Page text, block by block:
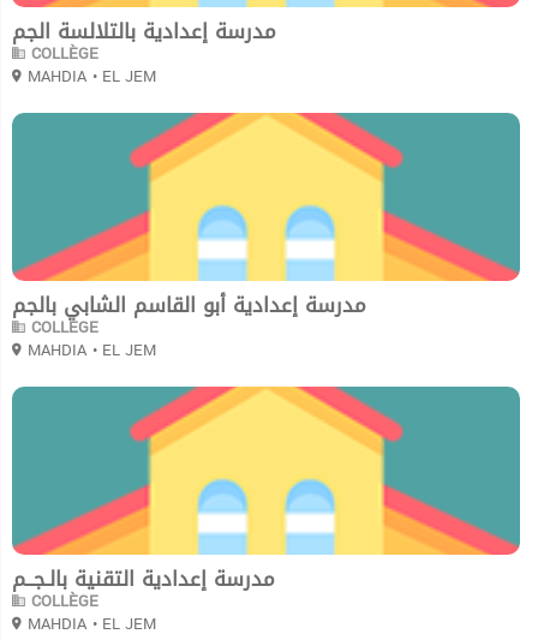
مدرسة إعدادية بالتلالسة الجم
COLLÈGE
MAHDIA • EL JEM
مدرسة إعدادية أبو القاسم الشابي بالجم
COLLÈGE
MAHDIA • EL JEM
مدرسة إعدادية التقنية بالـجــم
COLLÈGE
MAHDIA • EL JEM